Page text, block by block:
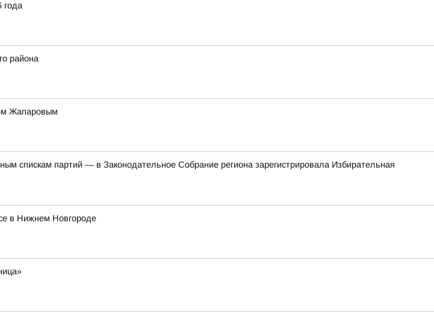
года
района
Жапаровым
спискам партий — в Законодательное Собрание региона зарегистрировала Избирательная
в Нижнем Новгороде